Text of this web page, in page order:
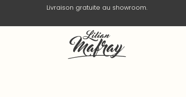
Livraison en 3 jours ouvrés.